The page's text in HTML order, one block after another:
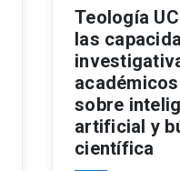
Teología
las
sobre
artificial y
científica